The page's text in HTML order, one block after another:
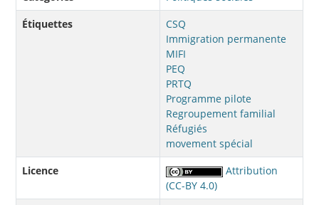
Étiquettes
CSQ
Immigration permanente
MIFI
PEQ
PRTQ
Programme pilote
Regroupement familial
Réfugiés
movement spécial
Licence
Attribution
(CC-BY 4.0)